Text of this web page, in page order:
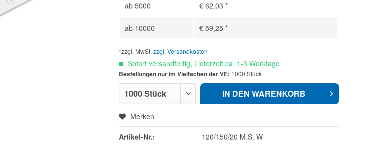
ab5000 € 62,03 *
ab 10000 € 59,25 *
*zzgl. MwSt.zzgl. Versandkosten
Sofort versandfertig, Lieferzeit ca. 1-3 Werktage
Bestellungen nur im Vielfachen der VE: 1000 Stück
IN DEN WARENKORB
Merken
Artikel-Nr.: 120/150/20 M.S. W